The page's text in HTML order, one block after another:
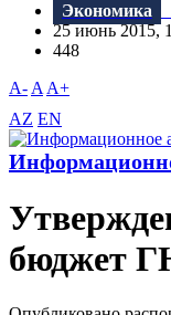
Экономика
25 июнь 2015,
448
A- A A+
AZ EN
бюджет